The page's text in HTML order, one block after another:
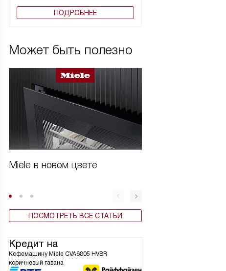
ПОДРОБНЕЕ
Может быть полезно
Miele в новом цвете
ПОСМОТРЕТЬ ВСЕ СТАТЬИ
Кредит на
Кофемашину Miele CVA6805 HVBR
коричневый гавана